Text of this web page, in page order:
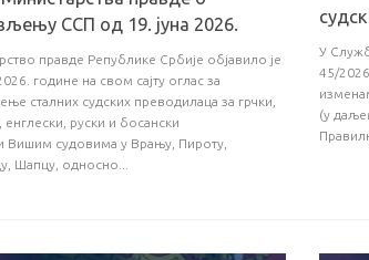
ССП од 19. јуна 2026.
правде Републике Србије објавило је
године на свом сајту оглас за
сталних судских преводилаца за грчки,
енглески, руски и босански
Вишим судовима у Врању, Пироту,
Шапцу, односно...
У
45/
(у